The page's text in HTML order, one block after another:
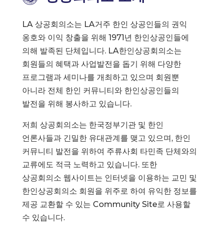
LA 상공회의소는 LA거주 한인 상공인들의 권익
옹호와 이익 창출을 위해 1971년 한인상공인들에
의해 발족된 단체입니다. LA한인상공회의소는
회원들의 혜택과 사업발전을 돕기 위해 다양한
프로그램과 세미나를 개최하고 있으며 회원뿐
아니라 전체 한인 커뮤니티와 한인상공인들의
발전을 위해 봉사하고 있습니다.
저희 상공회의소는 한국정부기관 및 한인
언론사들과 긴밀한 유대관계를 맺고 있으며, 한인
커뮤니티 발전을 위하여 주류사회 타민족 단체와의
교류에도 적극 노력하고 있습니다. 또한
상공회의소 웹사이트는 인터넷을 이용하는 교민 및
한인상공회의소 회원을 위주로 하여 유익한 정보를
제공 교환할 수 있는 Community Site로 사용할
수 있습니다.